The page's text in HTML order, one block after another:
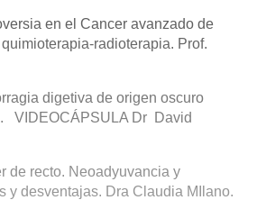
en el Cancer avanzado de
radioterapia. Prof.
digetiva de origen oscuro
VIDEOCÁPSULA Dr David
de recto. Neoadyuvancia y
y desventajas. Dra Claudia MIlano.